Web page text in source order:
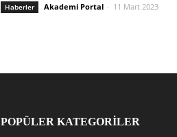
Haberler Akademi Portal - 11 Mart 2023
POPÜLER KATEGORİLER